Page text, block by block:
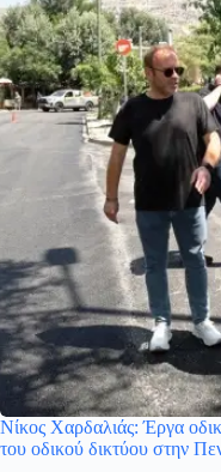
Νίκος Χαρδαλιάς: Έργα
του οδικού δικτύου στην